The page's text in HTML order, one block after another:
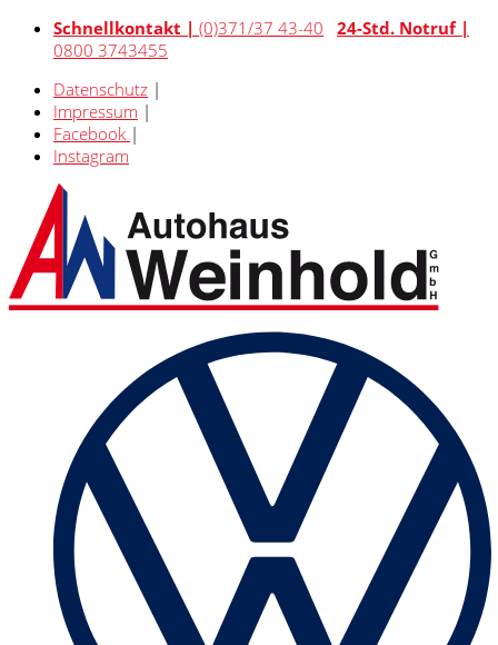
Schnellkontakt | (0)371/37 43-40
24-Std. Notruf |
0800 3743455
Datenschutz |
Impressum |
Facebook |
Instagram